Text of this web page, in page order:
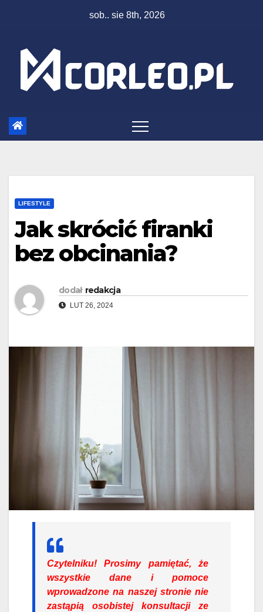
sob.. sie 8th, 2026
LIFESTYLE
Jak skrócić firanki
bez obcinania?
dodał redakcja
LUT 26, 2024
Czytelniku! Prosimy pamiętać, że
wszystkie dane i pomoce
wprowadzone na naszej stronie nie
zastąpią osobistej konsultacji ze